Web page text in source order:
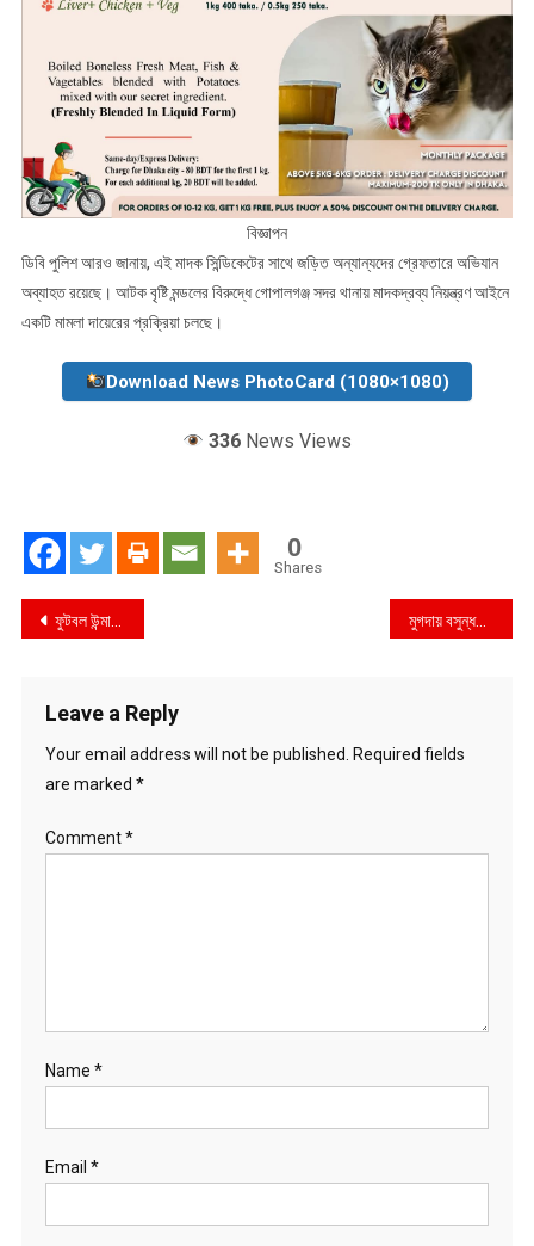
বিজ্ঞাপন
ডিবি পুলিশ আরও জানায়, এই মাদক সিন্ডিকেটের সাথে জড়িত অন্যান্যদের গ্রেফতারে অভিযান
অব্যাহত রয়েছে। আটক বৃষ্টি মন্ডলের বিরুদ্ধে গোপালগঞ্জ সদর থানায় মাদকদ্রব্য নিয়ন্ত্রণ আইনে
একটি মামলা দায়েরের প্রক্রিয়া চলছে।
Download News PhotoCard (1080×1080)
336 News Views
0
Shares
Post
ফুটবল উন্মাদনার এক অনন্য বিকেল কাটল মুগদায় বসুন্ধরা শুভসংঘের মাদকবিরোধী আলোচনা ও শপথ
Leave a Reply
Your email address will not be published. Required fields
are marked *
Comment*
Name *
Email *